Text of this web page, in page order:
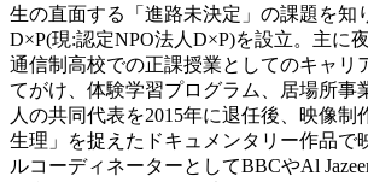
生の直面する「進路未決定」の課題を知
D×P(現:認定NPO法人D×P)を設立。主に
通信制高校での正課授業としてのキャリ
てがけ、体験学習プログラム、居場所事
人の共同代表を2015年に退任後、映像制
生理」を捉えたドキュメンタリー作品で
ルコーディネーターとしてBBCやAl